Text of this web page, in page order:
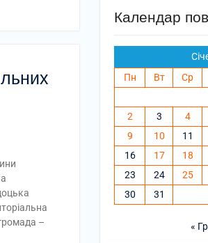
–
Календар
Пн
Вт Ср
2
3 4
9
10 11
16
17 18
23
24 25
30
31
«